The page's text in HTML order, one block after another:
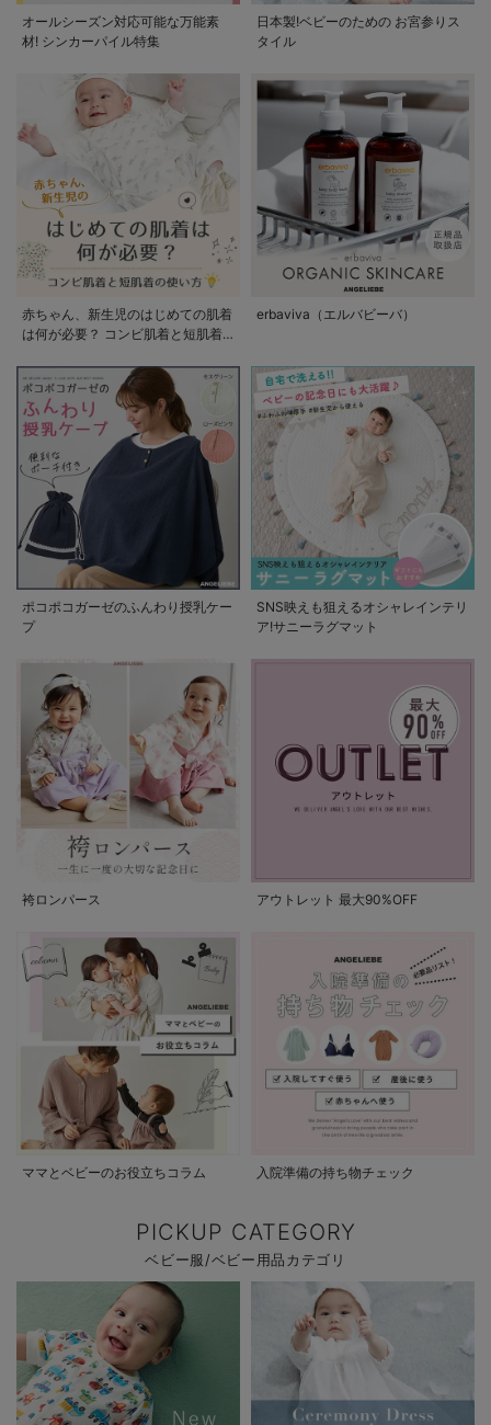
オールシーズン対応可能な万能素
材! シンカーパイル特集
日本製!ベビーのための お宮参りス
タイル
赤ちゃん、新生児のはじめての肌着
は何が必要？ コンビ肌着と短肌着
erbaviva（エルバビーバ）
ポコポコガーゼのふんわり授乳ケー
プ
SNS映えも狙えるオシャレインテリ
ア!サニーラグマット
袴ロンパース アウトレット 最大90%OFF
ママとベビーのお役立ちコラム 入院準備の持ち物チェック
PICKUP CATEGORY
ベビー服/ベビー用品カテゴリ